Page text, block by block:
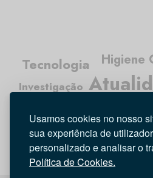
Usamos cookies no nosso
sua experiência de
personalizado e analisar o
Política de Cookies.
Higiene
Tecnologia
Investigação